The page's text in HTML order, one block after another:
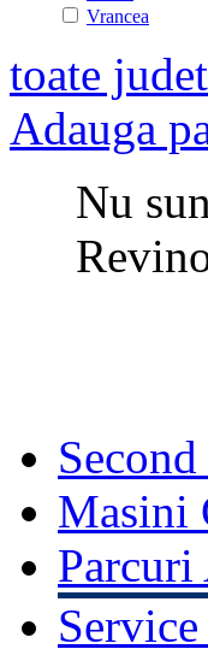
Vrancea
toate
Adauga
Nu
Masini
Parcuri